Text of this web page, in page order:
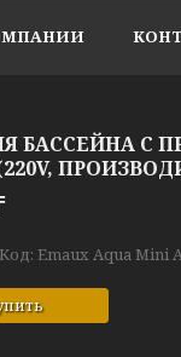
БАССЕЙНА С
Код: Emaux Aqua Mini